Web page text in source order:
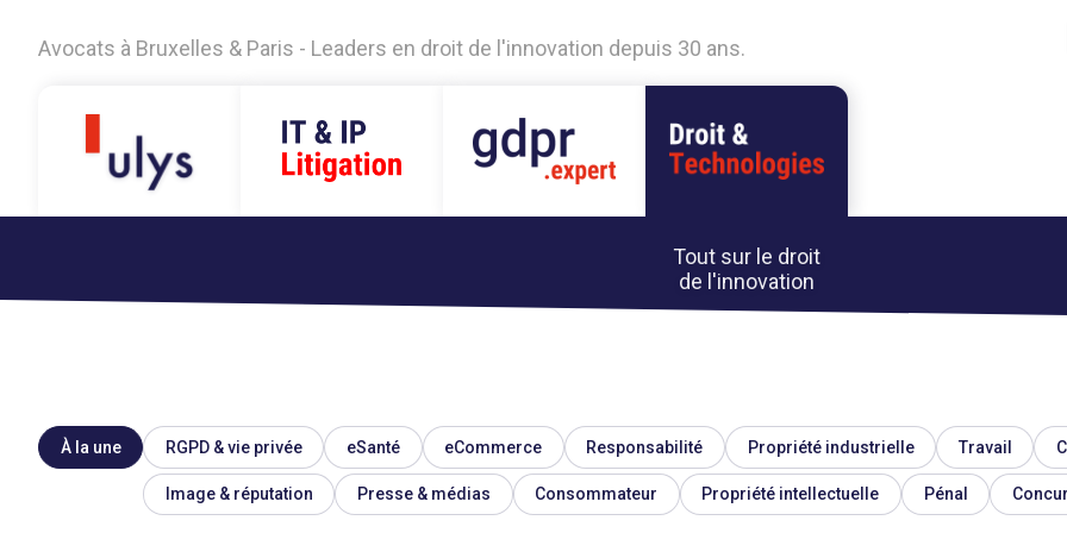
Avocats à Bruxelles & Paris - Leaders en droit de l'innovation depuis 30 ans.
Tout sur le droit
de l'innovation
À la une RGPD & vie privée eSanté eCommerce Responsabilité Propriété industrielle Travail
Image & réputation Presse & médias Consommateur Propriété intellectuelle Pénal